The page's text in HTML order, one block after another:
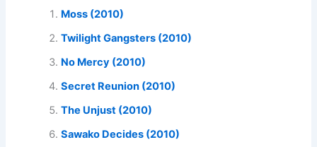
Moss (2010)
Twilight Gangsters (2010)
No Mercy (2010)
Secret Reunion (2010)
The Unjust (2010)
Sawako Decides (2010)